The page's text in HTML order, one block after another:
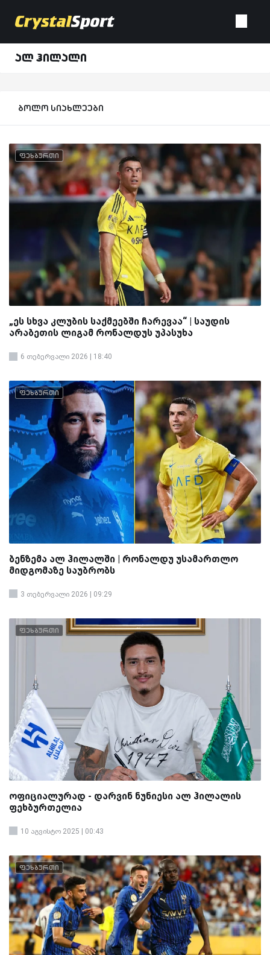
ალ ჰილალი
ბოლო სიახლეები
ფეხბურთი
„ეს სხვა კლუბის საქმეებში ჩარევაა“ | საუდის
არაბეთის ლიგამ რონალდუს უპასუხა
6 თებერვალი 2026 | 18:40
ფეხბურთი
ბენზემა ალ ჰილალში | რონალდუ უსამართლო
მიდგომაზე საუბრობს
3 თებერვალი 2026 | 09:29
ფეხბურთი
ოფიციალურად - დარვინ ნუნიესი ალ ჰილალის
ფეხბურთელია
10 აგვისტო 2025 | 00:43
ფეხბურთი